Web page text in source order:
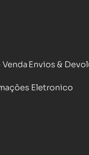
Envios &
Eletronico